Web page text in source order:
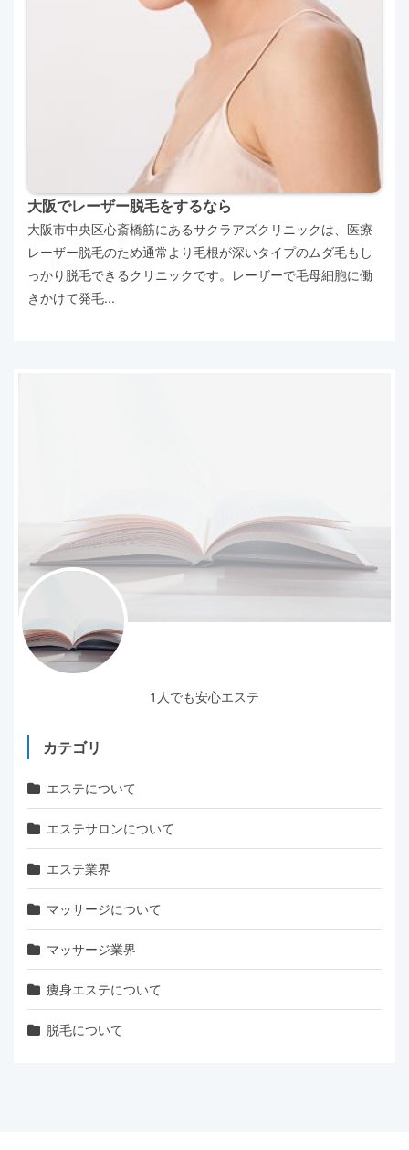
大阪でレーザー脱毛をするなら
大阪市中央区心斎橋筋にあるサクラアズクリニックは、医療
レーザー脱毛のため通常より毛根が深いタイプのムダ毛もし
っかり脱毛できるクリニックです。レーザーで毛母細胞に働
きかけて発毛...
1人でも安心エステ
カテゴリ
エステについて
エステサロンについて
エステ業界
マッサージについて
マッサージ業界
痩身エステについて
脱毛について